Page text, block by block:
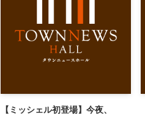
【ミッシェル初登場】今夜、